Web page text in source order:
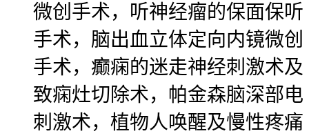
微创手术，听神经瘤的保面保听
手术，脑出血立体定向内镜微创
手术，癫痫的迷走神经刺激术及
致痫灶切除术，帕金森脑深部电
刺激术，植物人唤醒及慢性疼痛